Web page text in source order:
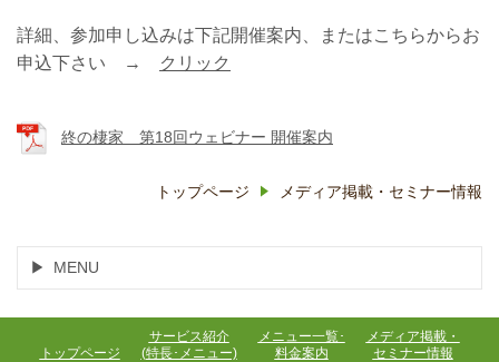
詳細、参加申し込みは下記開催案内、またはこちらからお
申込下さい →
クリック
終の棲家 第18回ウェビナー 開催案内
トップページ メディア掲載・セミナー情報
MENU
トップページ
サービス紹介
(特長･メニュー)
メニュー一覧･
料金案内
メディア掲載・
セミナー情報